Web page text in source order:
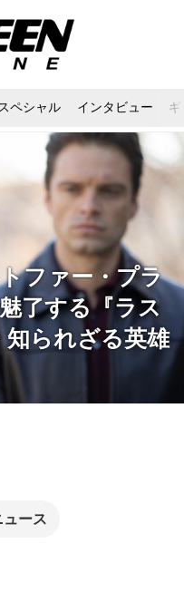
ペシャル インタビュー
ファー・プラ
了する『ラス
知られざる英雄
ース